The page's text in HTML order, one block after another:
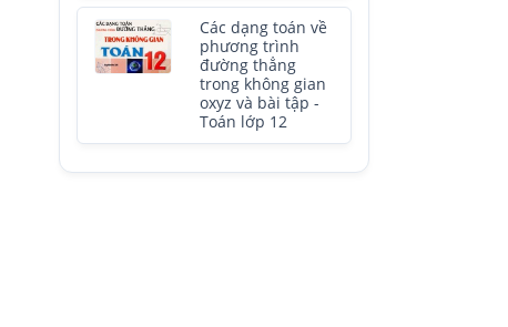
Các dạng toán về
phương trình
đường thẳng
trong không gian
oxyz và bài tập -
Toán lớp 12